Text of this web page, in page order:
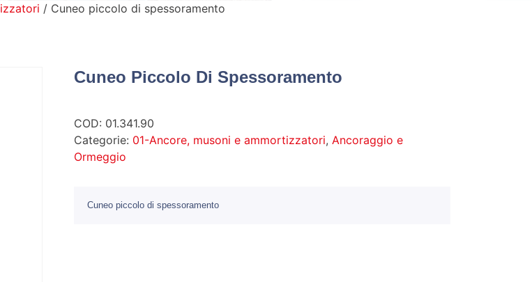
/ Cuneo piccolo di spessoramento
Cuneo Piccolo Di Spessoramento
COD: 01.341.90
Categorie: 01-Ancore, musoni e ammortizzatori, Ancoraggio e
Ormeggio
Cuneo piccolo di spessoramento